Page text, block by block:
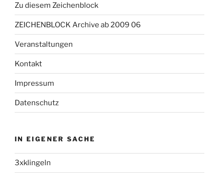
Zu diesem Zeichenblock
ZEICHENBLOCK Archive ab 2009 06
Veranstaltungen
Kontakt
Impressum
Datenschutz
IN EIGENER SACHE
3xklingeln